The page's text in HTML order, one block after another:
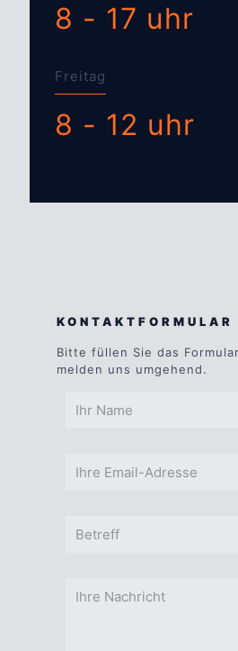
8 - 17 uhr
Freitag
8 - 12 uhr
KONTAKTFORMULAR
Bitte füllen Sie das
melden uns umgehend.